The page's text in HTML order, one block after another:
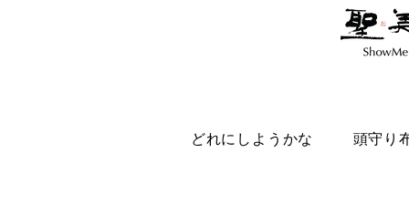
どれにしようかな 頭守り